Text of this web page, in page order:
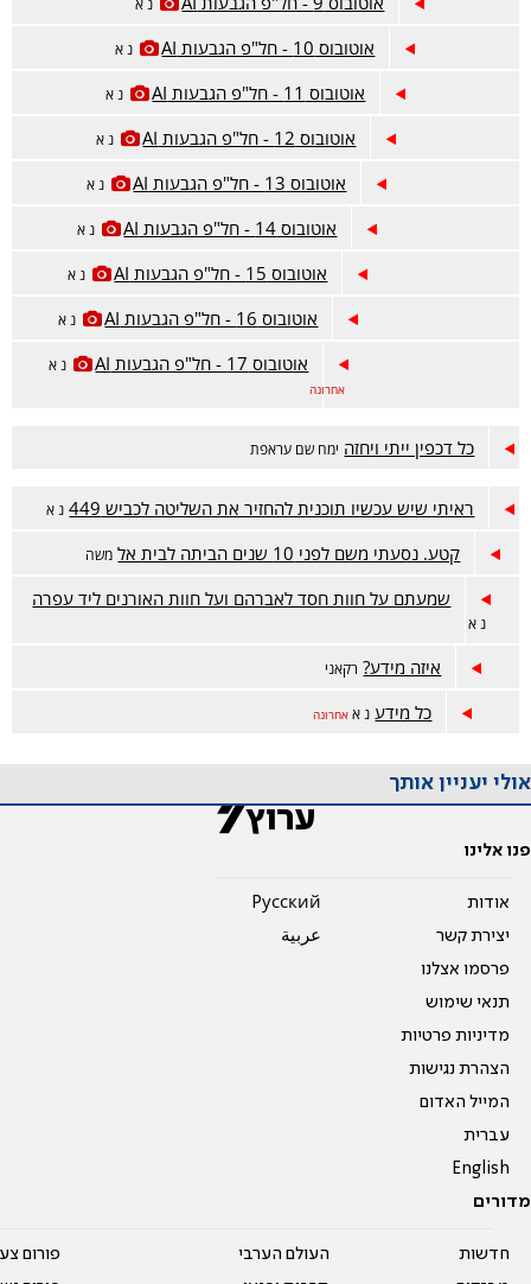
אוטובוס 10 - חל"פ הגבעות AI נ א
אוטובוס 11 - חל"פ הגבעות AI נ א
אוטובוס 12 - חל"פ הגבעות AI נ א
אוטובוס 13 - חל"פ הגבעות AI נ א
אוטובוס 14 - חל"פ הגבעות AI נ א
אוטובוס 15 - חל"פ הגבעות AI נ א
אוטובוס 16 - חל"פ הגבעות AI נ א
אוטובוס 17 - חל"פ הגבעות AI נ א
אחרונה
כל דכפין ייתי ויחזה ימח שם עראפת
ראיתי שיש עכשיו תוכנית להחזיר את השליטה לכביש 449 נ א
קטע. נסעתי משם לפני 10 שנים הביתה לבית אל משה
שמעתם על חוות חסד לאברהם ועל חוות האורנים ליד עפרה
נ א
איזה מידע? רקאני
כל מידע נ א אחרונה
אולי יעניין אותך
פנו אלינו
אודות
יצירת קשר
פרסמו אצלנו
תנאי שימוש
מדיניות פרטיות
הצהרת נגישות
המייל האדום
עברית
English
Pусский
عربية
מדורים
חדשות
העולם הערבי
פורום